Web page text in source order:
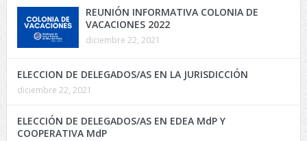
REUNIÓN INFORMATIVA COLONIA DE
VACACIONES 2022
diciembre 22, 2021
ELECCION DE DELEGADOS/AS EN LA JURISDICCIÓN
diciembre 22, 2021
ELECCIÓN DE DELEGADOS/AS EN EDEA MdP Y
COOPERATIVA MdP